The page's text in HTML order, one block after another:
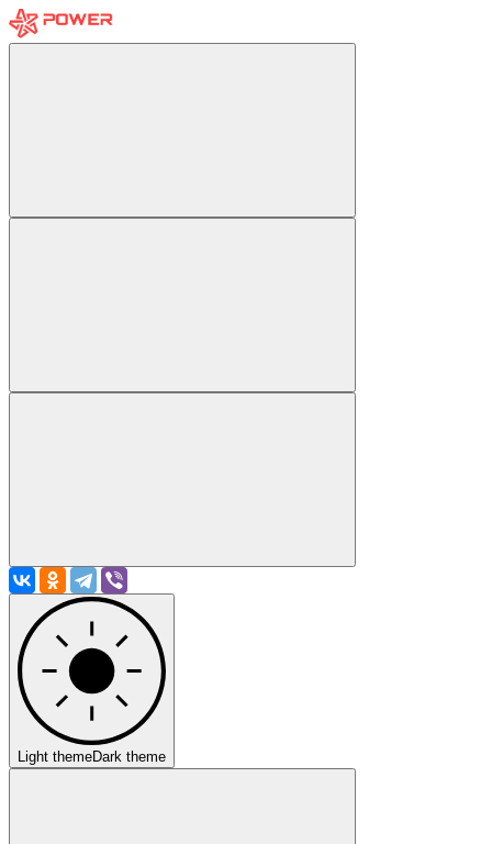
Light themeDark theme